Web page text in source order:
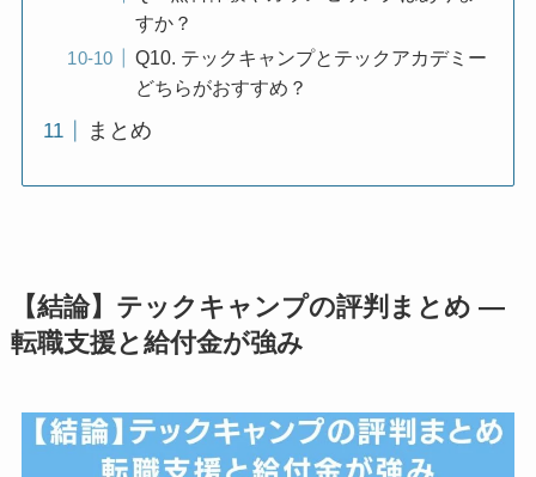
すか？
Q10. テックキャンプとテックアカデミー
どちらがおすすめ？
まとめ
【結論】テックキャンプの評判まとめ —
転職支援と給付金が強み